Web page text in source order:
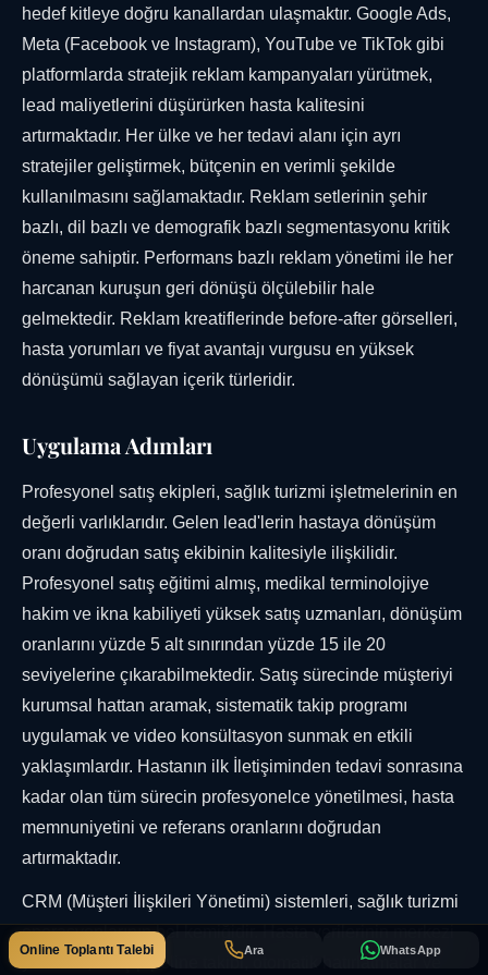
hedef kitleye doğru kanallardan ulaşmaktır. Google Ads,
Meta (Facebook ve Instagram), YouTube ve TikTok gibi
platformlarda stratejik reklam kampanyaları yürütmek,
lead maliyetlerini düşürürken hasta kalitesini
artırmaktadır. Her ülke ve her tedavi alanı için ayrı
stratejiler geliştirmek, bütçenin en verimli şekilde
kullanılmasını sağlamaktadır. Reklam setlerinin şehir
bazlı, dil bazlı ve demografik bazlı segmentasyonu kritik
öneme sahiptir. Performans bazlı reklam yönetimi ile her
harcanan kuruşun geri dönüşü ölçülebilir hale
gelmektedir. Reklam kreatiflerinde before-after görselleri,
hasta yorumları ve fiyat avantajı vurgusu en yüksek
dönüşümü sağlayan içerik türleridir.
Uygulama Adımları
Profesyonel satış ekipleri, sağlık turizmi işletmelerinin en
değerli varlıklarıdır. Gelen lead'lerin hastaya dönüşüm
oranı doğrudan satış ekibinin kalitesiyle ilişkilidir.
Profesyonel satış eğitimi almış, medikal terminolojiye
hakim ve ikna kabiliyeti yüksek satış uzmanları, dönüşüm
oranlarını yüzde 5 alt sınırından yüzde 15 ile 20
seviyelerine çıkarabilmektedir. Satış sürecinde müşteriyi
kurumsal hattan aramak, sistematik takip programı
uygulamak ve video konsültasyon sunmak en etkili
yaklaşımlardır. Hastanın ilk İletişiminden tedavi sonrasına
kadar olan tüm sürecin profesyonelce yönetilmesi, hasta
memnuniyetini ve referans oranlarını doğrudan
artırmaktadır.
CRM (Müşteri İlişkileri Yönetimi) sistemleri, sağlık turizmi
operasyonlarının bel kemiğidir. Hasta verilerinin merkezi
yönetimi, satış pipeline takibi, otomatik hatırlatmalar ve
Ara WhatsApp
Online Toplantı Talebi